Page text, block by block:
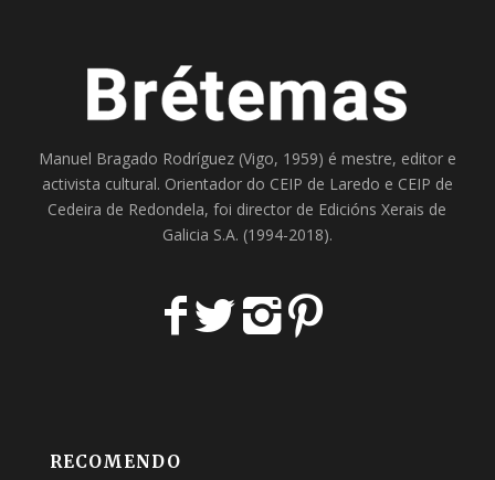
Manuel Bragado Rodríguez (Vigo, 1959) é mestre, editor e
activista cultural. Orientador do CEIP de Laredo e CEIP de
Cedeira de Redondela, foi director de Edicións Xerais de
Galicia S.A. (1994-2018).
RECOMENDO